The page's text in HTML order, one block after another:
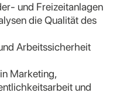
und Freizeitanlagen
die Qualität des
Arbeitssicherheit
Marketing,
und